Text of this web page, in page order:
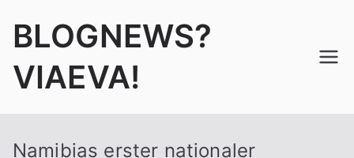
InhaltBLOGNEWS?
VIAEVA!
Namibias erster nationaler